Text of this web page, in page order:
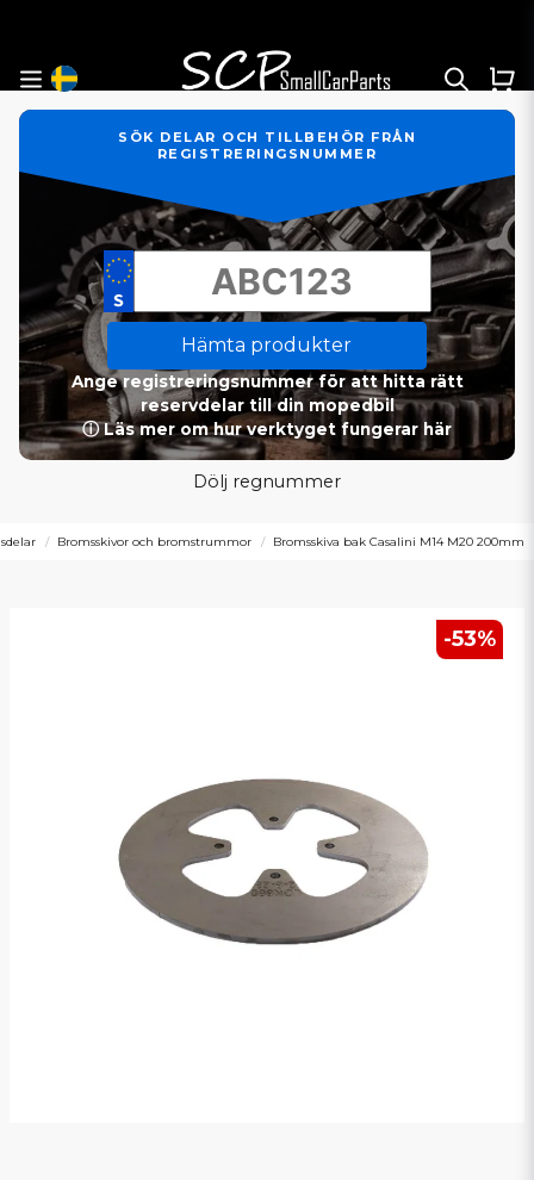
SÖK DELAR OCH TILLBEHÖR FRÅN
REGISTRERINGSNUMMER
Hämta produkter
Ange registreringsnummer för att hitta rätt
reservdelar till din mopedbil
ⓘ Läs mer om hur verktyget fungerar här
Dölj regnummer
Bromsskivor och bromstrummor Bromsskiva bak Casalini M14 M20 200mm
-53%